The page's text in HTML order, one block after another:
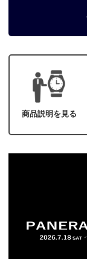
商品説明を見る